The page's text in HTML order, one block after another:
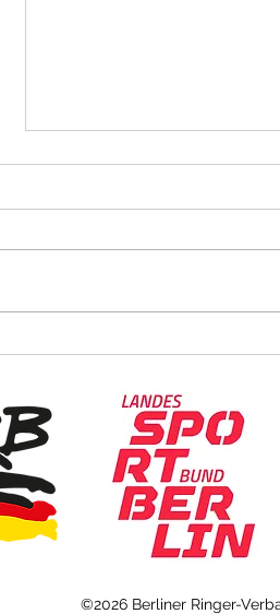
©2026 Berliner Ringer-